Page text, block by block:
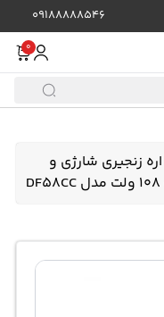
09188888546
0
اره زنجیری شارژی و